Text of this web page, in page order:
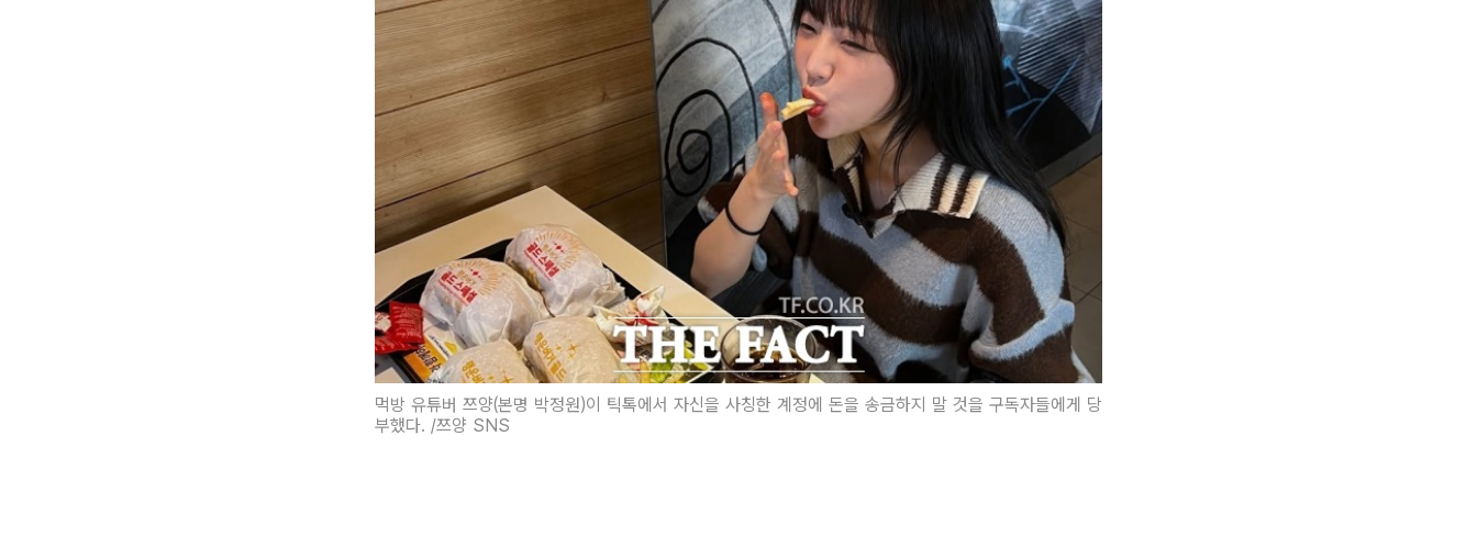
먹방 유튜버 쯔양(본명 박정원)이 틱톡에서 자신을 사칭한 계정에 돈을 송금하지 말 것을 구독자들에게 당
부했다. /쯔양 SNS